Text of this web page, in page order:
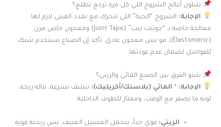
شلون أعالج الشروخ اللي كل مرة ترجع تطلع؟
الإجابة: الشروخ “الحية” اللي تتحرك مع تمدد المبنى لازم لها
معالجة خاصة بـ “جوينت تيب” (Joint Tape) ومعجون خاص مرن
(Elastomeric)، مو بس معجون عادي. تأكد إن الصباغ يستخدم شبك
للفواصل لضمان عدم عودتها.
شنو الفرق بين الصبغ المائي والزيتي؟
الإجابة: * المائي (بلاسنك/أكريليك): ينشف بسرعة، ماله ريحة،
لونه ما يصفر مع الوقت، وممتاز للطوف الداخلية.
الزيتي: قوي جداً، يتحمل الغسيل العنيف، بس ريحته قوية